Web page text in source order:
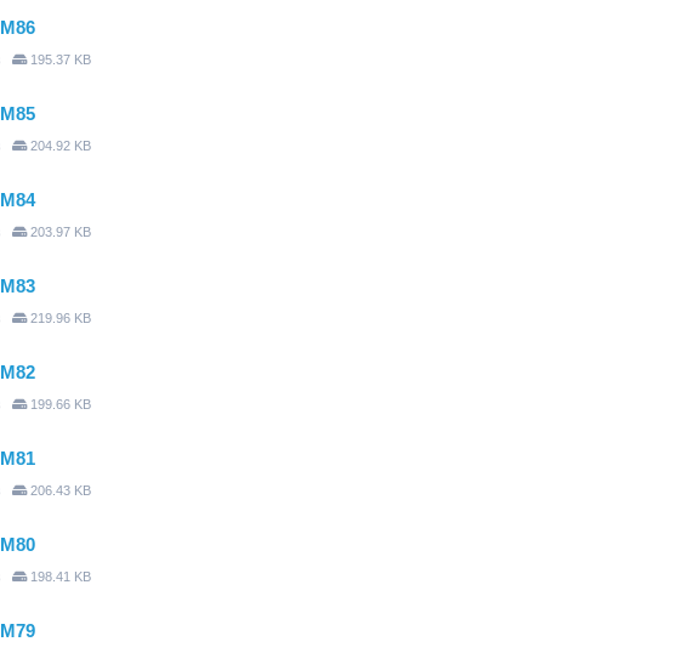
195.37 KB
204.92 KB
203.97 KB
219.96 KB
199.66 KB
206.43 KB
198.41 KB